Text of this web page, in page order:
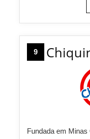
9
Fundada em